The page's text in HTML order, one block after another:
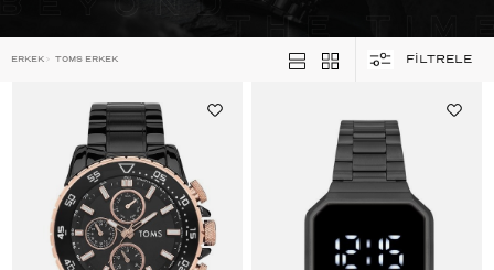
ERKEK > TOMS ERKEK FİLTRELE